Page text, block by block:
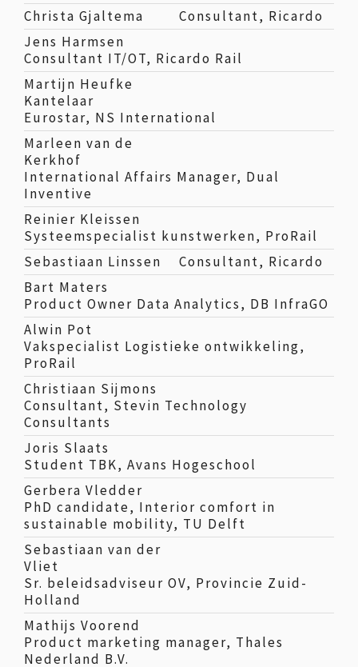
Christa Gjaltema
Consultant, Ricardo
Jens Harmsen
Consultant IT/OT, Ricardo Rail
Martijn Heufke
Kantelaar
Eurostar, NS International
Marleen van de
Kerkhof
International Affairs Manager, Dual
Inventive
Reinier Kleissen
Systeemspecialist kunstwerken, ProRail
Sebastiaan Linssen
Consultant, Ricardo
Bart Maters
Product Owner Data Analytics, DB InfraGO
Alwin Pot
Vakspecialist Logistieke ontwikkeling,
ProRail
Christiaan Sijmons
Consultant, Stevin Technology
Consultants
Joris Slaats
Student TBK, Avans Hogeschool
Gerbera Vledder
PhD candidate, Interior comfort in
sustainable mobility, TU Delft
Sebastiaan van der
Vliet
Sr. beleidsadviseur OV, Provincie Zuid-
Holland
Mathijs Voorend
Product marketing manager, Thales
Nederland B.V.